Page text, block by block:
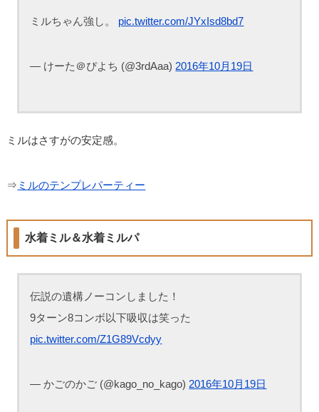
ミルちゃん強し。 pic.twitter.com/JYxIsd8bd7
— けーた＠ぴよち (@3rdAaa) 2016年10月19日
ミルはさすがの安定感。
⇒ ミルのテンプレパーティー
水着ミル＆水着ミルパ
伝説の遺構ノーコンしました！
9ターン8コンボ以下吸収は笑った
pic.twitter.com/Z1G89Vcdyy
— かごのかご (@kago_no_kago) 2016年10月19日